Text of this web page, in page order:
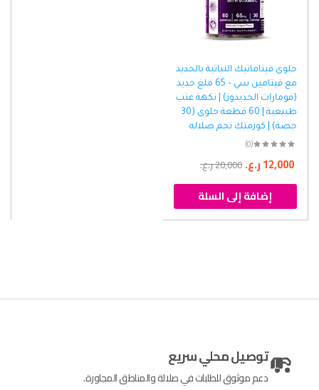
حلوى فيتاماتيك النباتية بالحديد
مع فيتامين سي – 65 ملغ حديد
(فومارات الحديدوز) | نكهة عنب
طبيعية | 60 قطعة حلوى (30
حصة) | كوزمتك نجم صلاله
(0)
20,000ر.ع. 12,000ر.ع.
إضافة إلى السلة
توصيل محلي سريع
دعم موثوق للطلبات في صلالة والمناطق المجاورة.